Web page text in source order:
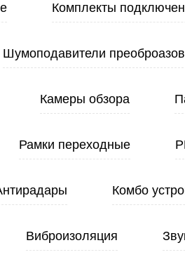
Комплекты
Шумоподавители
Камеры обзора
Рамки переходные
Комбо
Виброизоляция